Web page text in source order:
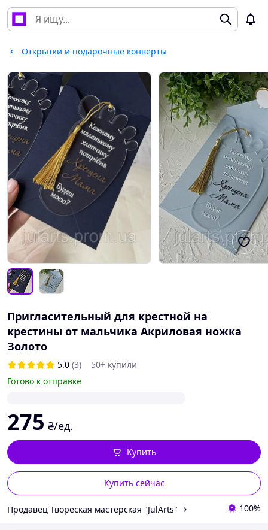
Открытки и подарочные конверты
Пригласительный для крестной на
крестины от мальчика Акриловая ножка
Золото
5.0 (3)
50+ купили
Готово к отправке
275 ₴/ед.
Купить сейчас
Купить
Продавец Твореская мастерская "JulArts" 100%